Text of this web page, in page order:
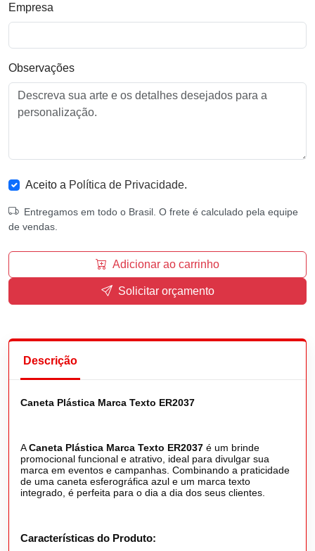
Empresa
Observações
Aceito a Política de Privacidade.
Entregamos em todo o Brasil. O frete é calculado pela equipe
de vendas.
Adicionar ao carrinho
Solicitar orçamento
Descrição
Caneta Plástica Marca Texto ER2037
ACaneta Plástica Marca Texto ER2037 é um brinde
promocional funcional e atrativo, ideal para divulgar sua
marca em eventos e campanhas. Combinando a praticidade
de uma caneta esferográfica azul e um marca texto
integrado, é perfeita para o dia a dia dos seus clientes.
Características do Produto: